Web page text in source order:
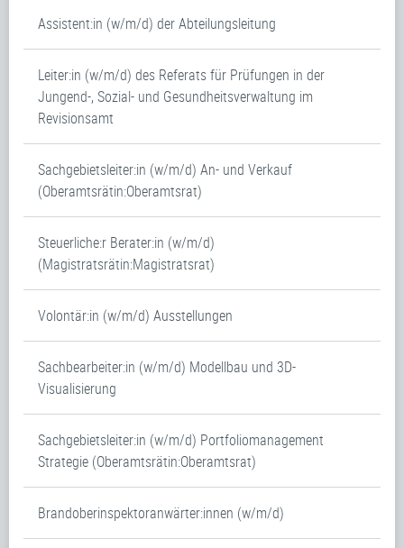
Assistent:in (w/m/d) der Abteilungsleitung
Leiter:in (w/m/d) des Referats für Prüfungen in der
Jungend-, Sozial- und Gesundheitsverwaltung im
Revisionsamt
Sachgebietsleiter:in (w/m/d) An- und Verkauf
(Oberamtsrätin:Oberamtsrat)
Steuerliche:r Berater:in (w/m/d)
(Magistratsrätin:Magistratsrat)
Volontär:in (w/m/d) Ausstellungen
Sachbearbeiter:in (w/m/d) Modellbau und 3D-
Visualisierung
Sachgebietsleiter:in (w/m/d) Portfoliomanagement
Strategie (Oberamtsrätin:Oberamtsrat)
Brandoberinspektoranwärter:innen (w/m/d)